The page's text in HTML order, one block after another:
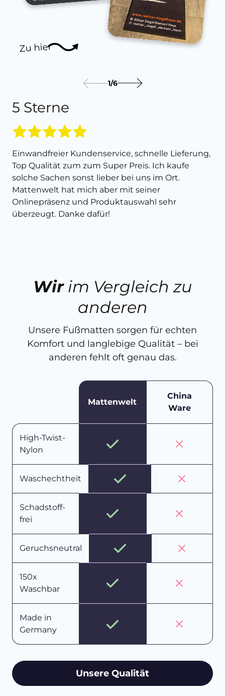
Zu hier
5 Sterne
Einwandfreier Kundenservice, schnelle Lieferung,
Top Qualität zum zum Super Preis. Ich kaufe
solche Sachen sonst lieber bei uns im Ort.
Mattenwelt hat mich aber mit seiner
Onlinepräsenz und Produktauswahl sehr
überzeugt. Danke dafür!
1/6
Wirim Vergleich zu
anderen
Unsere Fußmatten sorgen für echten
Komfort und langlebige Qualität – bei
anderen fehlt oft genau das.
Mattenwelt
China
Ware
High-Twist-
Nylon
Waschechtheit
Schadstoff-
frei
Geruchsneutral
150x
Waschbar
Made in
Germany
Unsere Qualität